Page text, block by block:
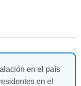
en el país
en el